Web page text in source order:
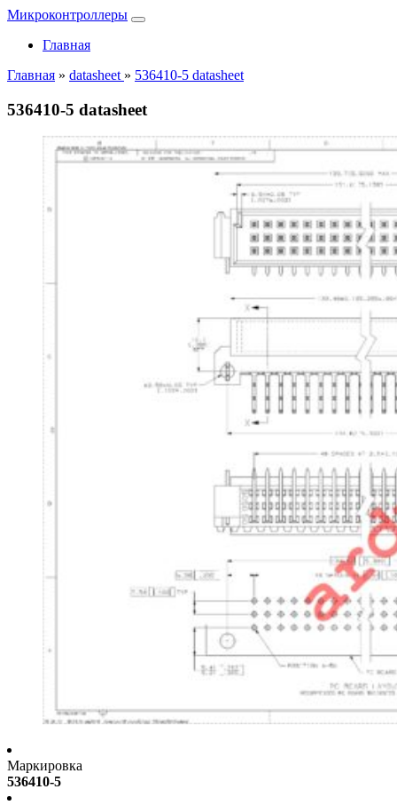
Микроконтроллеры
Главная
Главная » datasheet » 536410-5 datasheet
536410-5 datasheet
Маркировка
536410-5